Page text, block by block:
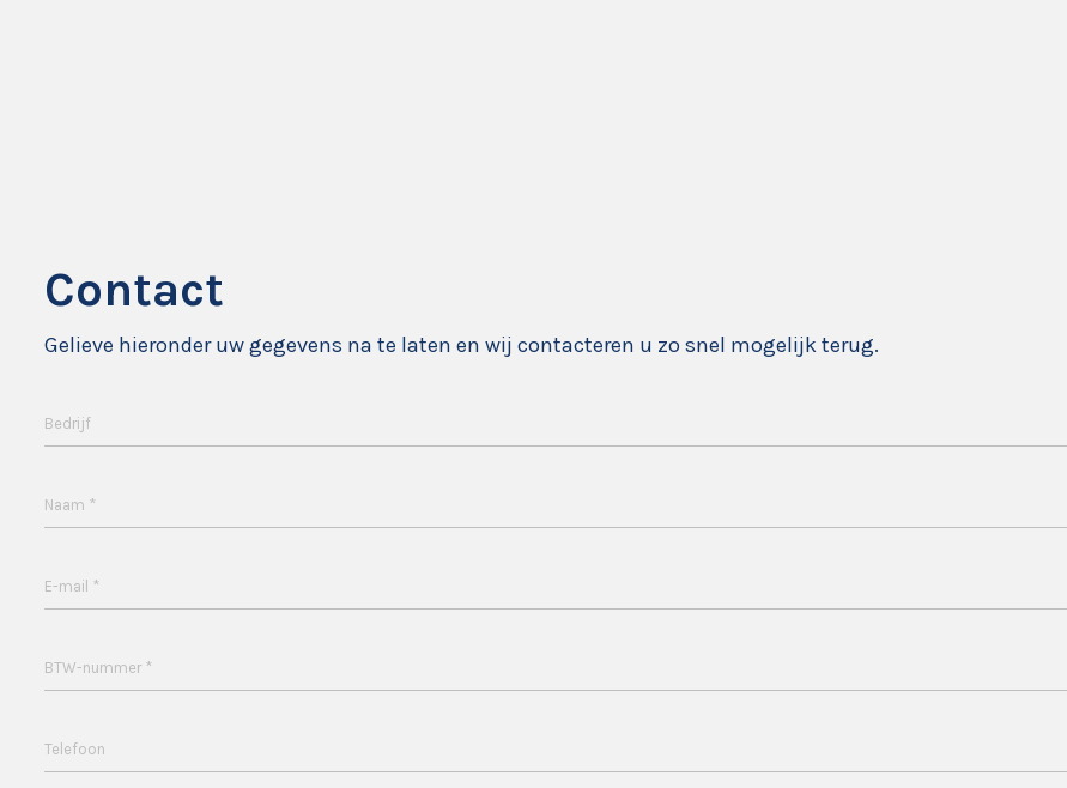
Contact
Gelieve hieronder uw gegevens na te laten en wij contacteren u zo snel mogelijk terug.
Bedrijf
Naam *
E-mail *
BTW-nummer *
Telefoon